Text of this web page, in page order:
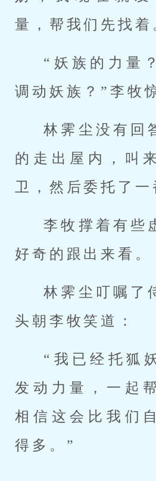
量，帮我们先找着
“妖族的力量
调动妖族？”李牧
林霁尘没有回
的走出屋内，叫
卫，然后委托了一
李牧撑着有些
好奇的跟出来看。
林霁尘叮嘱了
头朝李牧笑道：
“我已经托狐
发动力量，一起
相信这会比我们
得多。”